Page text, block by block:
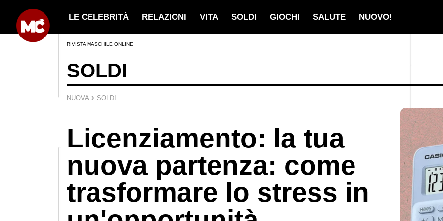
LE CELEBRITÀ RELAZIONI VITA SOLDI GIOCHI SALUTE NUOVO!
RIVISTA MASCHILE ONLINE
SOLDI
NUOVA › SOLDI
Licenziamento: la tua
nuova partenza: come
trasformare lo stress in